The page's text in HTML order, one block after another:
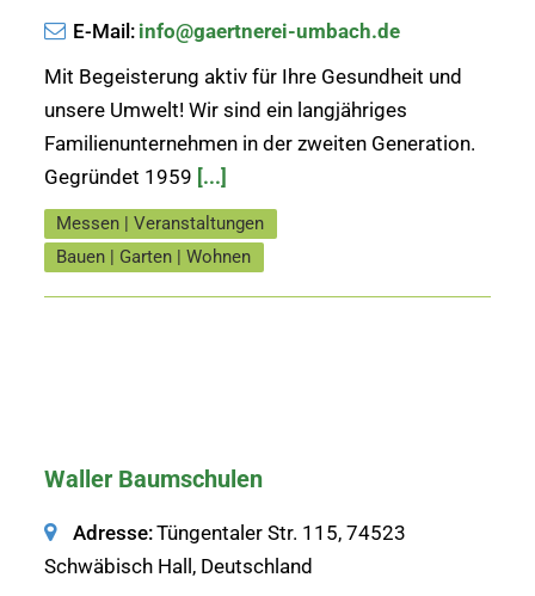
E-Mail: info@gaertnerei-umbach.de
Mit Begeisterung aktiv für Ihre Gesundheit und
unsere Umwelt! Wir sind ein langjähriges
Familienunternehmen in der zweiten Generation.
Gegründet 1959 [...]
Messen | Veranstaltungen
Bauen | Garten | Wohnen
Waller Baumschulen
Adresse:Tüngentaler Str. 115, 74523
Schwäbisch Hall, Deutschland